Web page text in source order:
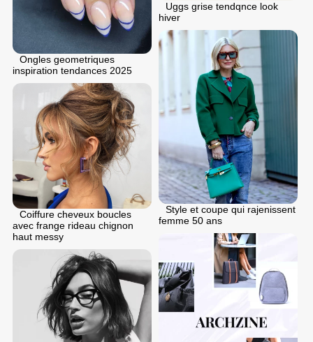
Ongles geometriques
inspiration tendances 2025
Uggs grise tendqnce look
hiver
Style et coupe qui rajenissent
femme 50 ans
Coiffure cheveux boucles
avec frange rideau chignon
haut messy